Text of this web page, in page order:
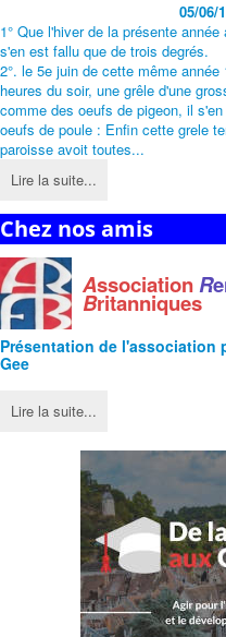
05/06/
1° Que l'hiver de la présente
s'en est fallu que de trois degrés.
2°. le 5e juin de cette même
heures du soir, une grêle d'une
comme des oeufs de pigeon, il
oeufs de poule : Enfin cette grele
paroisse avoit toutes...
Lire la suite...
Chez nos amis
AssociationR
Britanniques
Présentation de l'association
Gee
Lire la suite...